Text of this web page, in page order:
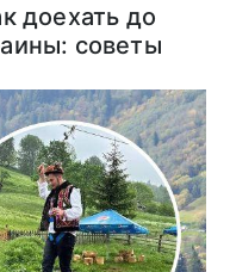
доехать до
советы